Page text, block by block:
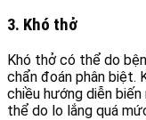
3. Khó thở
Khó thở có thể do
chẩn đoán phân biệt.
chiều hướng diễn
thể do lo lắng quá